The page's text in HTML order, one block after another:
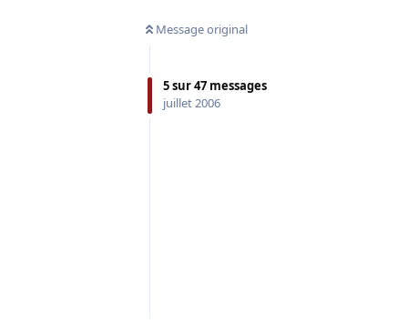
Message original
5sur47 messages
juillet 2006